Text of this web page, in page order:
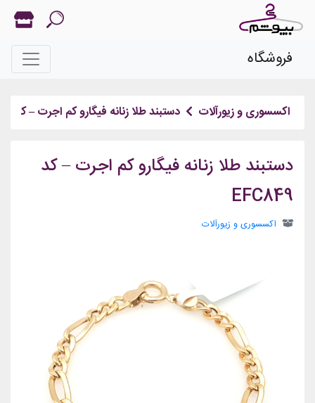
فروشگاه
اکسسوری و زیورآلات دستبند طلا زنانه فیگارو کم اجرت – کد EFC849
دستبند طلا زنانه فیگارو کم اجرت – کد
EFC849
اکسسوری و زیورآلات